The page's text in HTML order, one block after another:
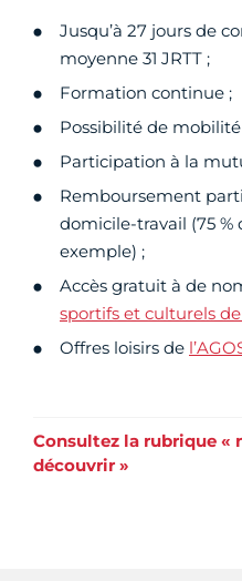
Jusqu’à 27 jours de
moyenne 31 JRTT ;
Formation continue ;
Possibilité de
Participation à la
Remboursement
domicile-travail (75 %
exemple) ;
Accès gratuit à de
sportifs et culturels
Offres loisirs de
Consultez la rubrique «
découvrir »